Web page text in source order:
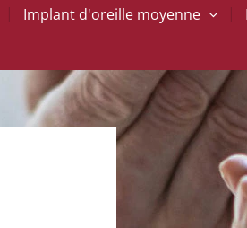
| Implant d'oreille moyenne |